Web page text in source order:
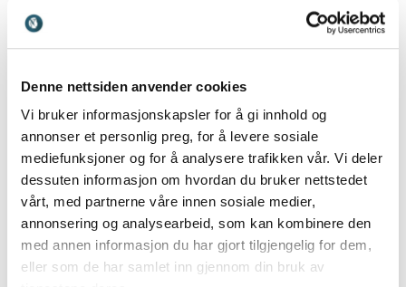
Denne nettsiden anvender cookies
Vi bruker informasjonskapsler for å gi innhold og
annonser et personlig preg, for å levere sosiale
mediefunksjoner og for å analysere trafikken vår. Vi deler
dessuten informasjon om hvordan du bruker nettstedet
vårt, med partnerne våre innen sosiale medier,
annonsering og analysearbeid, som kan kombinere den
med annen informasjon du har gjort tilgjengelig for dem,
eller som de har samlet inn gjennom din bruk av
Et nettbasert arrangement er en fleksibel og effektiv
måte å samle ansatte, kunder eller medlemmer
ressurser på transport og logistikk, mens deltakerne
enkelt kan delta fra kontoret, hjemmet eller et delt
rom.
Torry Pedersen
er et godt valg når målet er innsikt og
refleksjon rundt digital kommunikasjon, medieutvikling
og hvordan budskap formidles effektivt i en digital
tidsalder. Hans erfaring fra ledende mediehus gir
publikum et strategisk blikk som fungerer svært godt